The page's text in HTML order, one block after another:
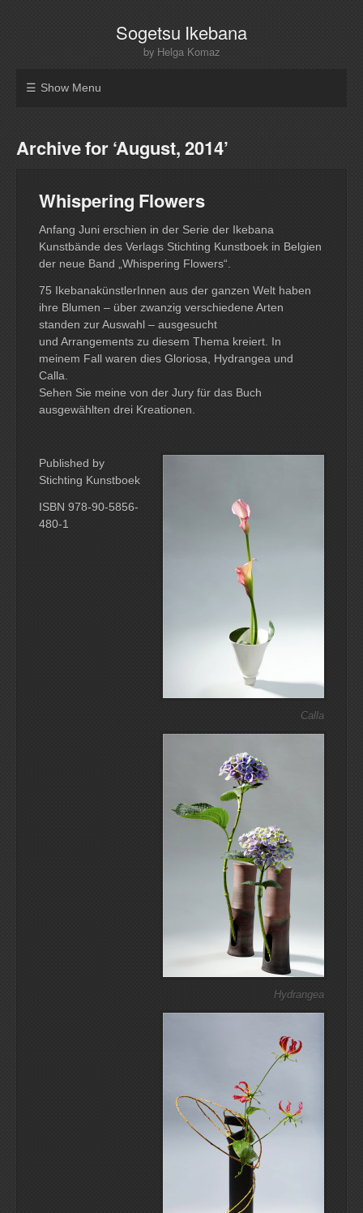
Sogetsu Ikebana
by Helga Komaz
Show Menu
Archive for ‘August, 2014’
Whispering Flowers
Anfang Juni erschien in der Serie der Ikebana
Kunstbände des Verlags Stichting Kunstboek in Belgien
der neue Band „Whispering Flowers“.
75 IkebanakünstlerInnen aus der ganzen Welt haben
ihre Blumen – über zwanzig verschiedene Arten
standen zur Auswahl – ausgesucht
und Arrangements zu diesem Thema kreiert. In
meinem Fall waren dies Gloriosa, Hydrangea und
Calla.
Sehen Sie meine von der Jury für das Buch
ausgewählten drei Kreationen.
Calla
Hydrangea
Published by
Stichting Kunstboek
ISBN 978-90-5856-
480-1